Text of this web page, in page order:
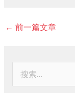
← 前一篇文章